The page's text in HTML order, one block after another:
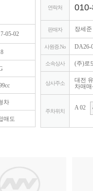
05-02
차
매도
연락처
판매자 장세
사원증.No DA26-
소속상사 (주)로
상사주소
대전
차매
주차위치 A 02